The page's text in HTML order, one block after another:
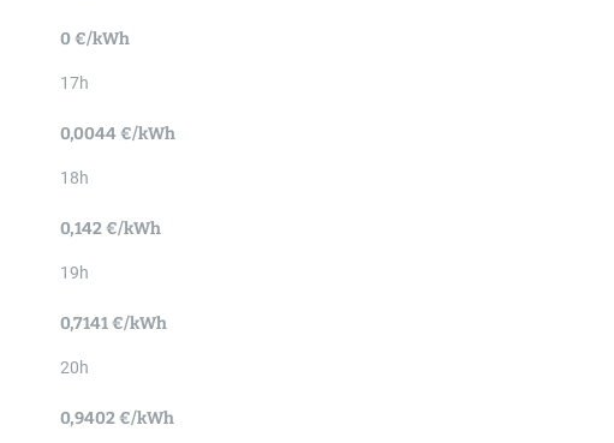
0 €/kWh
17h
0,0044 €/kWh
18h
0,142 €/kWh
19h
0,7141 €/kWh
20h
0,9402 €/kWh